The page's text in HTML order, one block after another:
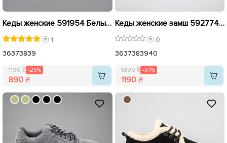
Кеды женские 591954 Белые распродажа
1
36373839
1190 ₴ -25%
890 ₴
Кеды женские замш 592774 Черные распродажа
0
3637383940
1890 ₴ -37%
1190 ₴